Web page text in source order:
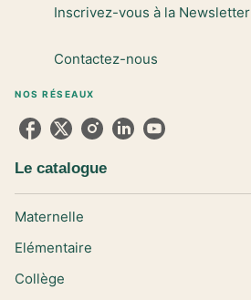
Inscrivez-vous à la Newsletter
Contactez-nous
NOS RÉSEAUX
Le catalogue
Maternelle
Elémentaire
Collège